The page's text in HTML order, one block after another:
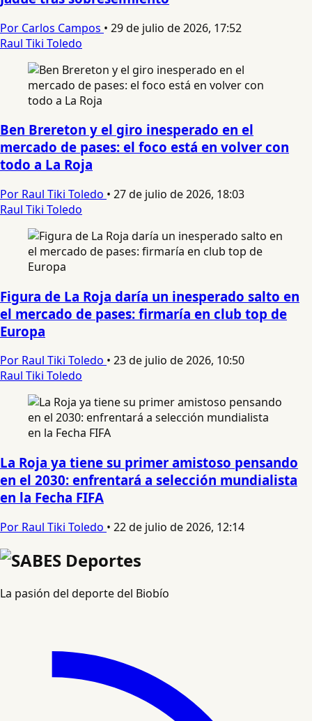
Por Carlos Campos • 29 de julio de 2026, 17:52
Raul Tiki Toledo
Ben Brereton y el giro inesperado en el
mercado de pases: el foco está en volver con
todo a La Roja
Por Raul Tiki Toledo • 27 de julio de 2026, 18:03
Raul Tiki Toledo
Figura de La Roja daría un inesperado salto en
el mercado de pases: firmaría en club top de
Europa
Por Raul Tiki Toledo • 23 de julio de 2026, 10:50
Raul Tiki Toledo
La Roja ya tiene su primer amistoso pensando
en el 2030: enfrentará a selección mundialista
en la Fecha FIFA
Por Raul Tiki Toledo • 22 de julio de 2026, 12:14
La pasión del deporte del Biobío